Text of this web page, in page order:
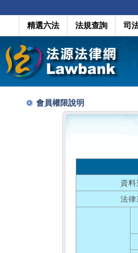
精選六法 法規查詢 司
會員權限說明
資料
法